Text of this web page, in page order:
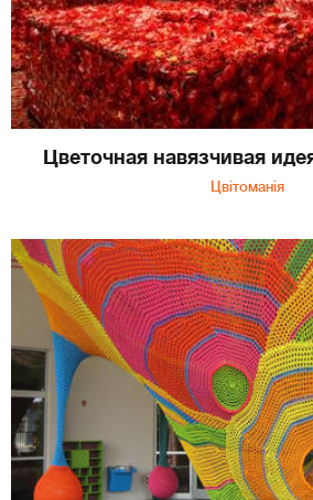
Цветочная навязчивая
Цвітоманія